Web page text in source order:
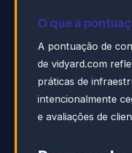
O que a
A pontuação de
de vidyard.com
práticas de
intencionalmente
e avaliações de